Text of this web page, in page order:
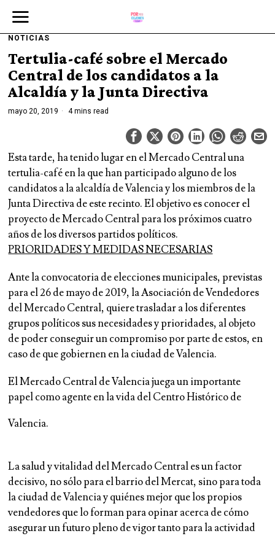
NOTICIAS
Tertulia-café sobre el Mercado
Central de los candidatos a la
Alcaldía y la Junta Directiva
mayo 20, 2019 4 mins read
Esta tarde, ha tenido lugar en elMercadoCentraluna
tertulia-café en la que han participado alguno de los
candidatos a la alcaldía de Valencia y los miembros de la
Junta Directiva de este recinto. El objetivo es conocer el
proyecto deMercadoCentralpara los próximos cuatro
años de los diversos partidos políticos.
PRIORIDADES Y MEDIDAS NECESARIAS
Ante la convocatoria de elecciones municipales, previstas
para el 26 de mayo de 2019, la Asociación de Vendedores
del Mercado Central, quiere trasladar a los diferentes
grupos políticos sus necesidades y prioridades, al objeto
de poderconseguir un compromisopor parte de estos, en
caso de que gobiernen en la ciudad de Valencia.
El Mercado Central de Valencia juega un importante
papel como agente en la vida del Centro Histórico de
Valencia.
La salud y vitalidad del Mercado Central es un factor
decisivo, no sólo para el barrio del Mercat, sino para toda
la ciudad de Valencia y quiénes mejor que los propios
vendedores que lo forman para opinar acerca de cómo
asegurar un futuro pleno de vigor tanto para la actividad